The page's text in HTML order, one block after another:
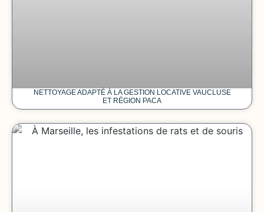
NETTOYAGE ADAPTÉ À LA GESTION LOCATIVE VAUCLUSE
ET RÉGION PACA